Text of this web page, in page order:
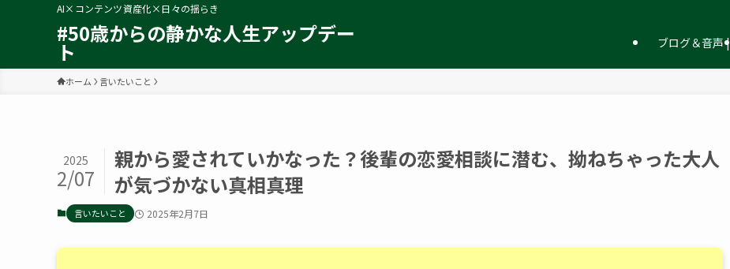
AI×コンテンツ資産化×日々の揺らき
#50歳からの静かな人生アップデー
ト ブログ＆音声 |
ホーム 言いたいこと
親から愛されていかなった？後輩の恋愛相談に潜む、拗ねちゃった大人
が気づかない真相真理
2025
2/07
言いたいこと 2025年2月7日